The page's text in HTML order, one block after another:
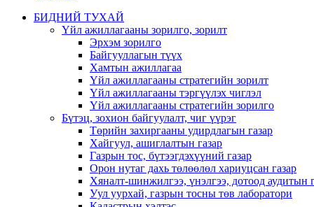
БИДНИЙ ТУХАЙ
Үйл ажиллагааны зорилго, зорилт
Эрхэм зорилго
Байгууллагын түүх
Хамтын ажиллагаа
Үйл ажиллагааны стратегийн зорилт
Үйл ажиллагааны тэргүүлэх чиглэл
Үйл ажиллагааны стратегийн зорилго
Бүтэц, зохион байгуулалт, чиг үүрэг
Төрийн захиргааны удирдлагын газар
Хайгуул, ашиглалтын газар
Газрын тос, бүтээгдэхүүний газар
Орон нутаг дахь төлөөлөл хариуцсан газар
Хяналт-шинжилгээ, үнэлгээ, дотоод аудитын
Уул уурхай, газрын тосны төв лаборатори